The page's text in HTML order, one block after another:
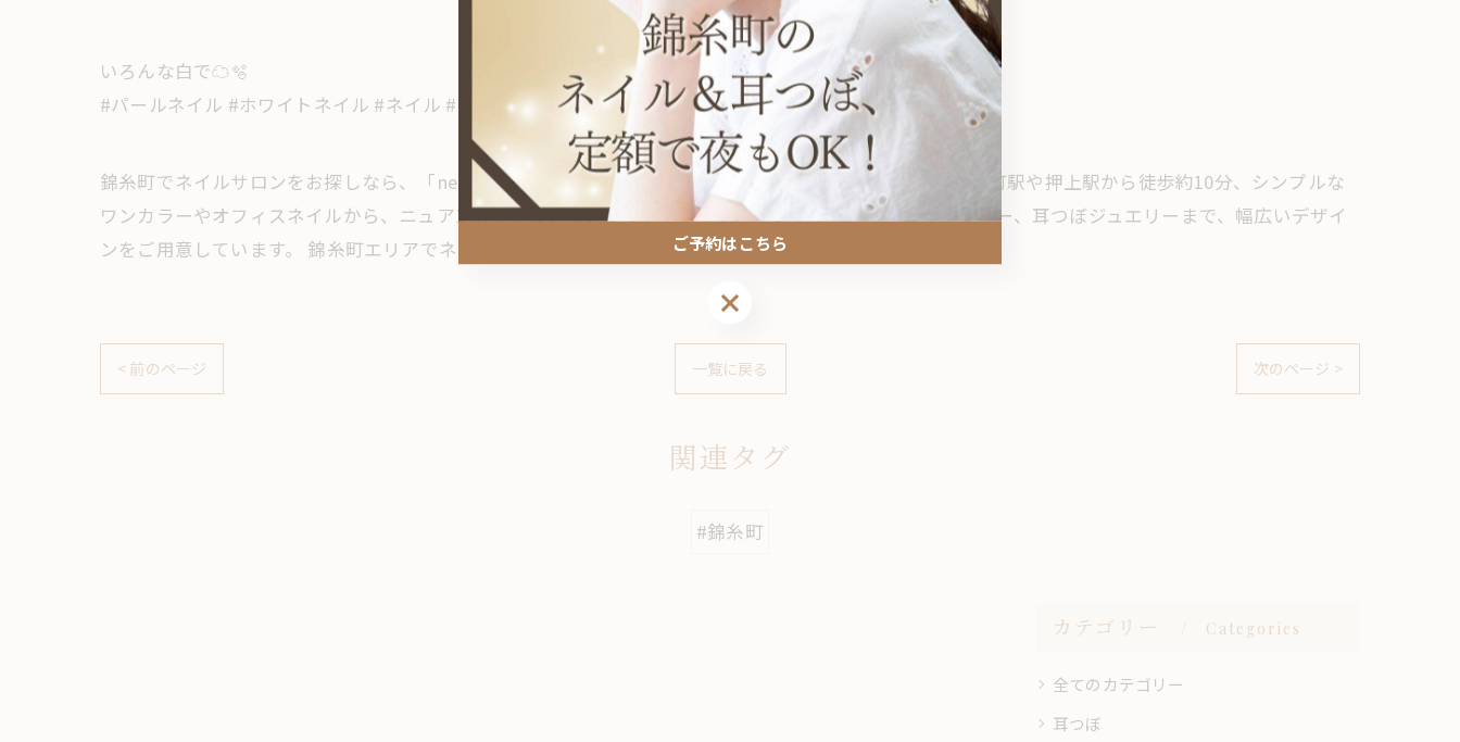
いろんな白で☁️🫧
#パールネイル #ホワイトネイル #ネイル #東京 #錦糸町
錦糸町でネイルサロンをお探しなら、「neroria nail（ネロリアネイル）」へどうぞ！ 東京都墨田区の錦糸町駅や押上駅から徒歩約10分、シンプルな
ワンカラーやオフィスネイルから、ニュアンスネイル、ラメグラデーション、マグネット、オーロラ、ミラー、耳つぼジュエリーまで、幅広いデザイ
ンをご用意しています。 錦糸町エリアでネイルサロンをお探しの方は、ぜひお問い合わせください！
< 前のページ 一覧に戻る 次のページ >
関連タグ
#錦糸町
カテゴリー Categories
全てのカテゴリー
耳つぼ
ご予約はこちら
ご予約はこちら